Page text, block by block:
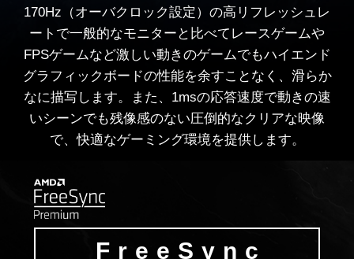
170Hz（オーバクロック設定）の高リフレッシュレ
ートで一般的なモニターと比べてレースゲームや
FPSゲームなど激しい動きのゲームでもハイエンド
グラフィックボードの性能を余すことなく、滑らか
なに描写します。また、1msの応答速度で動きの速
いシーンでも残像感のない圧倒的なクリアな映像
で、快適なゲーミング環境を提供します。
FreeSync